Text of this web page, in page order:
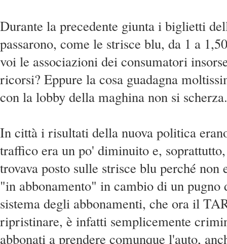
Durante la precedente giunta i biglietti
passarono, come le strisce blu, da 1 a
voi le associazioni dei consumatori
ricorsi? Eppure la cosa guadagna
con la lobby della maghina non si scherza.
In città i risultati della nuova politica
traffico era un po' diminuito e,
trovava posto sulle strisce blu perché non
"in abbonamento" in cambio di un pugno
sistema degli abbonamenti, che ora il
ripristinare, è infatti semplicemente
abbonati a prendere comunque l'auto,